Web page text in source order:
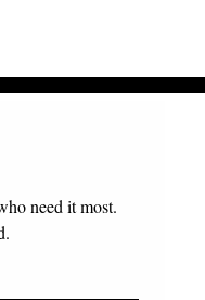
need it most.